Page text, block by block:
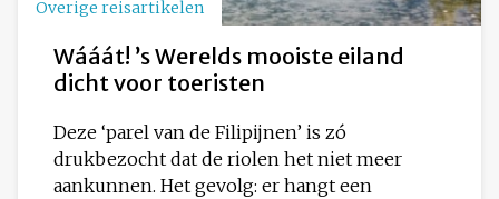
Overige reisartikelen
Wááát! ’s Werelds mooiste eiland
dicht voor toeristen
Deze ‘parel van de Filipijnen’ is zó
drukbezocht dat de riolen het niet meer
aankunnen. Het gevolg: er hangt een